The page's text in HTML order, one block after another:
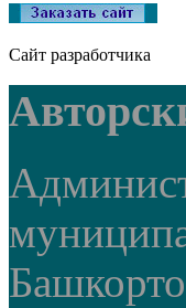
Сайт разработчика